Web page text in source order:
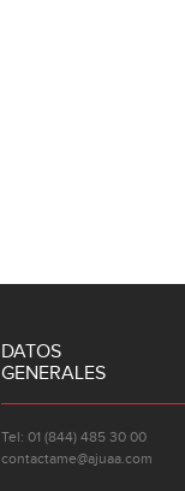
DATOS
GENERALES
Tel: 01 (844) 485 30 00
contactame@ajuaa.com